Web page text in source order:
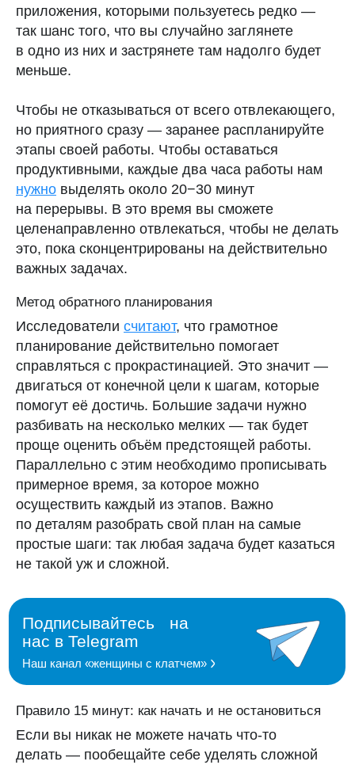
приложения, которыми пользуетесь редко —
так шанс того, что вы случайно заглянете
в одно из них и застрянете там надолго будет
меньше.
Чтобы не отказываться от всего отвлекающего,
но приятного сразу — заранее распланируйте
этапы своей работы. Чтобы оставаться
продуктивными, каждые два часа работы нам
нужно выделять около 20−30 минут
на перерывы. В это время вы сможете
целенаправленно отвлекаться, чтобы не делать
это, пока сконцентрированы на действительно
важных задачах.
Метод обратного планирования
Исследователи считают, что грамотное
планирование действительно помогает
справляться с прокрастинацией. Это значит —
двигаться от конечной цели к шагам, которые
помогут её достичь. Большие задачи нужно
разбивать на несколько мелких — так будет
проще оценить объём предстоящей работы.
Параллельно с этим необходимо прописывать
примерное время, за которое можно
осуществить каждый из этапов. Важно
по деталям разобрать свой план на самые
простые шаги: так любая задача будет казаться
не такой уж и сложной.
Правило 15 минут: как начать и не остановиться
Если вы никак не можете начать что-то
делать — пообещайте себе уделять сложной
Подробнее об авторе
Бесплатный календарь месячных с точными
прогнозами, ежедневным контентом,
подробной аналитикой и возможностью
делиться циклом с близкими
ПАО «МТС» 2024 12+
Научные источники
Пользовательское соглашение
Политика конфиденциальности
Поддержка